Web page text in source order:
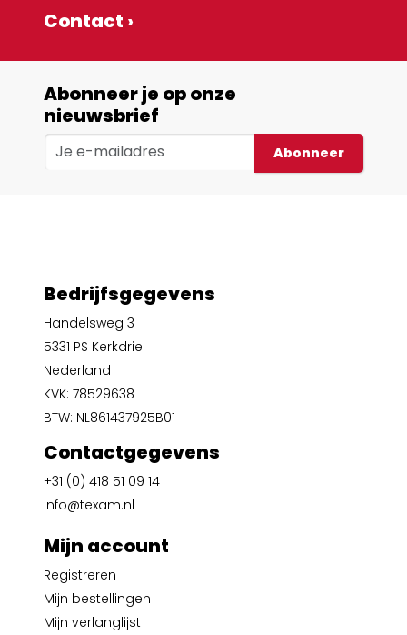
Contact ›
Abonneer je op onze
nieuwsbrief
Abonneer
Bedrijfsgegevens
Handelsweg 3
5331 PS Kerkdriel
Nederland
KVK: 78529638
BTW: NL861437925B01
Contactgegevens
+31 (0) 418 51 09 14
info@texam.nl
Mijn account
Registreren
Mijn bestellingen
Mijn verlanglijst